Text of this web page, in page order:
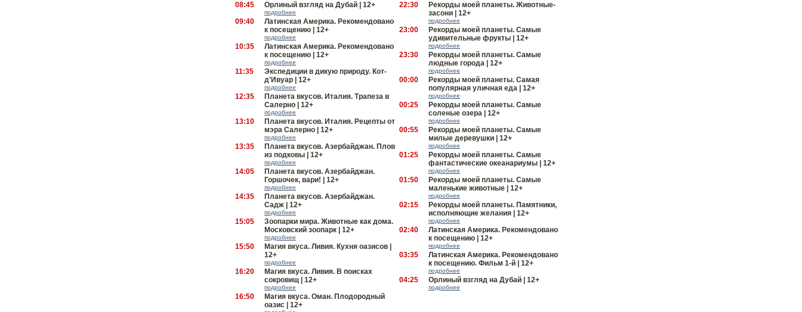
08:45 Орлиный взгляд на Дубай | 12+
подробнее
09:40
Латинская Америка. Рекомендовано
к посещению | 12+
подробнее
10:35
Латинская Америка. Рекомендовано
к посещению | 12+
подробнее
11:35
Экспедиции в дикую природу. Кот-
д'Ивуар | 12+
подробнее
12:35
Планета вкусов. Италия. Трапеза в
Салерно | 12+
подробнее
13:10
Планета вкусов. Италия. Рецепты от
мэра Салерно | 12+
подробнее
13:35
Планета вкусов. Азербайджан. Плов
из подковы | 12+
подробнее
14:05
Планета вкусов. Азербайджан.
Горшочек, вари! | 12+
подробнее
14:35
Планета вкусов. Азербайджан.
Садж | 12+
подробнее
15:05
Зоопарки мира. Животные как дома.
Московский зоопарк | 12+
подробнее
15:50
Магия вкуса. Ливия. Кухня оазисов |
12+
подробнее
16:20
Магия вкуса. Ливия. В поисках
сокровищ | 12+
подробнее
16:50
Магия вкуса. Оман. Плодородный
оазис | 12+
22:30
Рекорды моей планеты. Животные-
засони | 12+
подробнее
23:00
Рекорды моей планеты. Самые
удивительные фрукты | 12+
подробнее
23:30
Рекорды моей планеты. Самые
людные города | 12+
подробнее
00:00
Рекорды моей планеты. Самая
популярная уличная еда | 12+
подробнее
00:25
Рекорды моей планеты. Самые
соленые озера | 12+
подробнее
00:55
Рекорды моей планеты. Самые
милые деревушки | 12+
подробнее
01:25
Рекорды моей планеты. Самые
фантастические океанариумы | 12+
подробнее
01:50
Рекорды моей планеты. Самые
маленькие животные | 12+
подробнее
02:15
Рекорды моей планеты. Памятники,
исполняющие желания | 12+
подробнее
02:40
Латинская Америка. Рекомендовано
к посещению | 12+
подробнее
03:35
Латинская Америка. Рекомендовано
к посещению. Фильм 1-й | 12+
подробнее
04:25 Орлиный взгляд на Дубай | 12+
подробнее